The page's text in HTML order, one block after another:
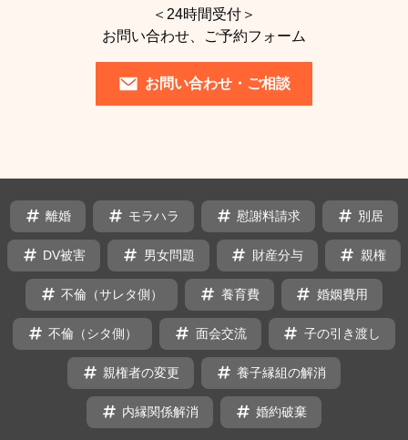
＜24時間受付＞
お問い合わせ、ご予約フォーム
お問い合わせ・ご相談
グ
離婚 モラハラ 慰謝料請求 別居
DV被害 男女問題 財産分与 親権
不倫（サレタ側） 養育費 婚姻費用
不倫（シタ側） 面会交流 子の引き渡し
親権者の変更 養子縁組の解消
内縁関係解消 婚約破棄